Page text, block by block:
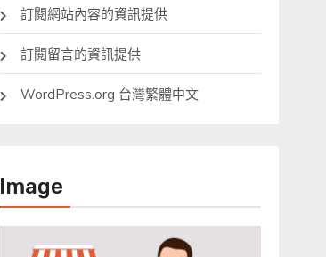
訂閱網站內容的資訊提供
訂閱留言的資訊提供
WordPress.org 台灣繁體中文
Image